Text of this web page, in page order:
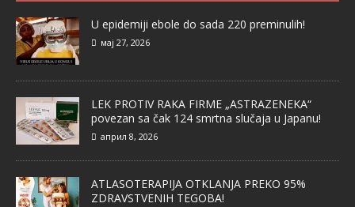
U epidemiji ebole do sada 220 preminulih!
мај 27, 2026
LEK PROTIV RAKA FIRME „ASTRAZENEKA“
povezan sa čak 124 smrtna slučaja u Japanu!
април 8, 2026
ATLASOTERAPIJA OTKLANJA PREKO 95%
ZDRAVSTVENIH TEGOBA!